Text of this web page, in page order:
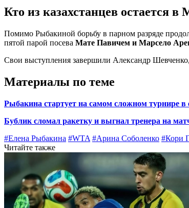
Кто из казахстанцев остается в
Помимо Рыбакиной борьбу в парном разряде
пятой парой посева Мате Павичем и Марсело
Свои выступления завершили Александр
Материалы по теме
Рыбакина стартует на самом сложном турнире
Бублик сломал ракетку и выгнал тренера на
#Елена Рыбакина #WTA #Арина Соболенко #Кори
Читайте также